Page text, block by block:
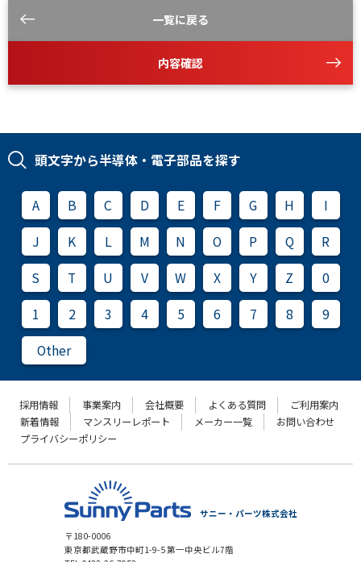
一覧に戻る
内容確認
頭文字から半導体・電子部品を探す
A B C D E F G H
I
J
K L M N O P Q
R
S
T U V W X Y Z
0
1
2 3 4 5 6 7 8
9
Other
採用情報 事業案内 会社概要 よくある質問
ご利用案内
新着情報
マンスリーレポート メーカー一覧
お問い合わせ
プライバシーポリシー
サニー・パーツ株式会社
〒180-0006
東京都武蔵野市中町1-9-5 第一中央ビル7階